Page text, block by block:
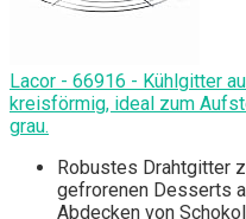
Lacor - 66916 - Kühlgitter
kreisförmig, ideal zum
grau.
Robustes Drahtgitter
gefrorenen Desserts
Abdecken von